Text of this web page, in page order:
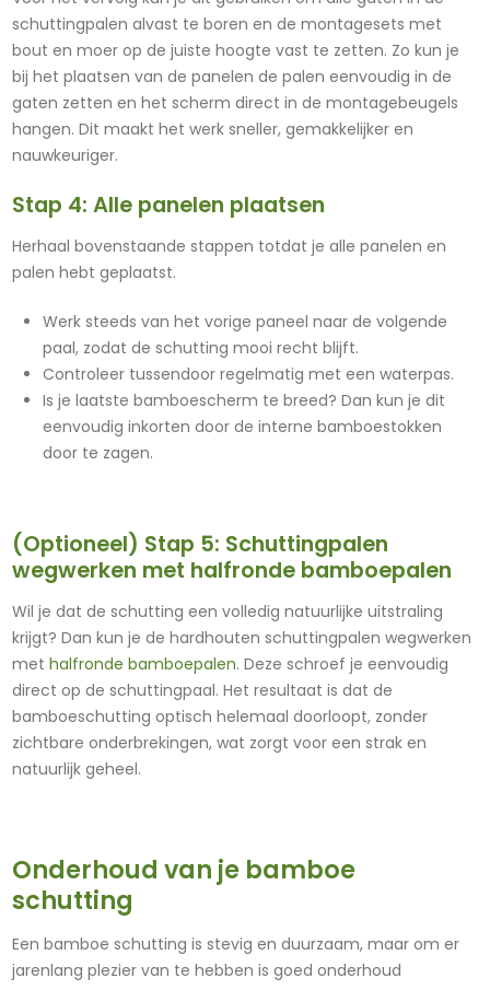
schuttingpalen alvast te boren en de montagesets met
bout en moer op de juiste hoogte vast te zetten. Zo kun je
bij het plaatsen van de panelen de palen eenvoudig in de
gaten zetten en het scherm direct in de montagebeugels
hangen. Dit maakt het werk sneller, gemakkelijker en
nauwkeuriger.
Stap 4: Alle panelen plaatsen
Herhaal bovenstaande stappen totdat je alle panelen en
palen hebt geplaatst.
Werk steeds van het vorige paneel naar de volgende
paal, zodat de schutting mooi recht blijft.
Controleer tussendoor regelmatig met een waterpas.
Is je laatste bamboescherm te breed? Dan kun je dit
eenvoudig inkorten door de interne bamboestokken
door te zagen.
(Optioneel) Stap 5: Schuttingpalen
wegwerken met halfronde bamboepalen
Wil je dat de schutting een volledig natuurlijke uitstraling
krijgt? Dan kun je de hardhouten schuttingpalen wegwerken
met halfronde bamboepalen. Deze schroef je eenvoudig
direct op de schuttingpaal. Het resultaat is dat de
bamboeschutting optisch helemaal doorloopt, zonder
zichtbare onderbrekingen, wat zorgt voor een strak en
natuurlijk geheel.
Onderhoud van je bamboe
schutting
Een bamboe schutting is stevig en duurzaam, maar om er
jarenlang plezier van te hebben is goed onderhoud